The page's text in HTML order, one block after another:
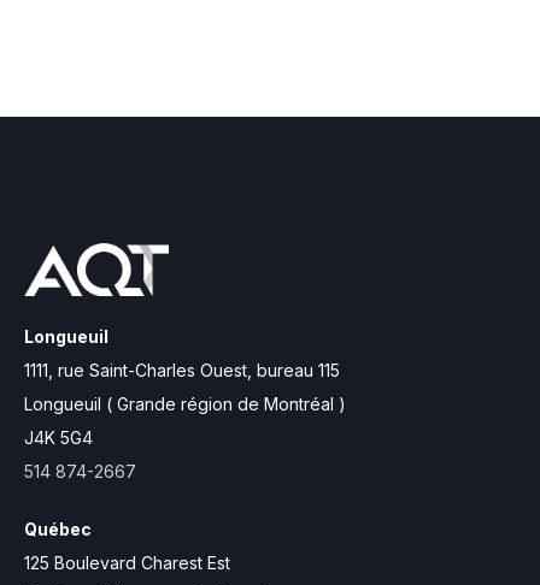
Longueuil
1111, rue Saint-Charles Ouest, bureau 115
Longueuil ( Grande région de Montréal )
J4K 5G4
514 874-2667
Québec
125 Boulevard Charest Est